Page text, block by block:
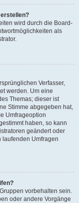
wird durch die Board-
als
Verfasser,
werden. Um eine
Themas; dieser ist
Stimme abgegeben hat,
Umfrageoption
haben, so kann
geändert oder
Umfragen
vorbehalten sein.
oder andere Vorgänge